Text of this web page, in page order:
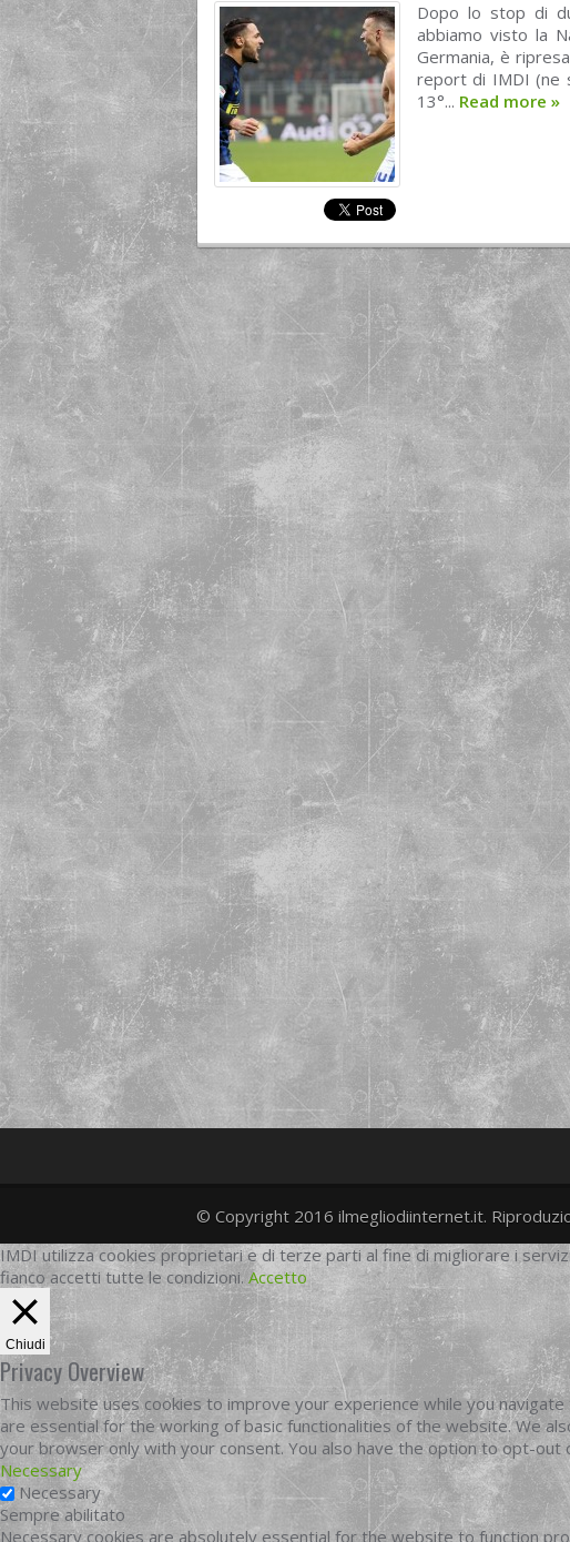
Dopo lo stop di
abbiamo visto la
Germania, è
report di IMDI (ne
13°... Read more »
© Copyright 2016 ilmegliodiinternet.it.
IMDI utilizza cookies proprietari e di terze parti al fine di migliorare i
fianco accetti tutte le condizioni. Accetto
Chiudi
Privacy Overview
This website uses cookies to improve your experience while you
are essential for the working of basic functionalities of the website. We
your browser only with your consent. You also have the option to opt-
Necessary
Necessary
Sempre abilitato
Necessary cookies are absolutely essential for the website to function